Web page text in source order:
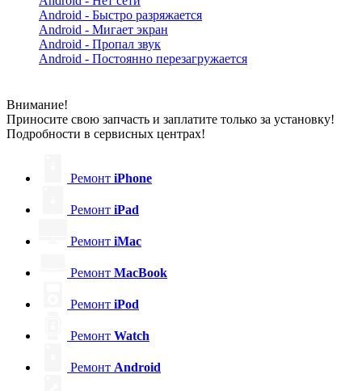
Android - Быстро разряжается
Android - Мигает экран
Android - Пропал звук
Android - Постоянно перезагружается
Внимание!
Приносите свою запчасть и заплатите только за установку!
Подробности в сервисных центрах!
Ремонт iPhone
Ремонт iPad
Ремонт iMac
Ремонт MacBook
Ремонт iPod
Ремонт Watch
Ремонт Android